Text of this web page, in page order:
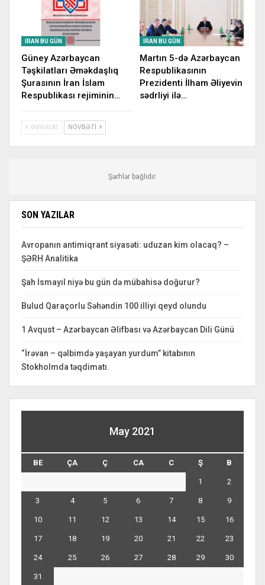
İRAN BU GÜN
Güney Azərbaycan
Təşkilatları Əməkdaşlıq
Şurasının İran İslam
Respublikası rejiminin…
İRAN BU GÜN
Martın 5-də Azərbaycan
Respublikasının
Prezidenti İlham Əliyevin
sədrliyi ilə…
ƏVVƏLKI NÖVBƏTI
Şərhlər bağlıdır.
SON YAZILAR
Avropanın antimiqrant siyasəti: uduzan kim olacaq? –
ŞƏRH Analitika
Şah İsmayıl niyə bu gün də mübahisə doğurur?
Bulud Qaraçorlu Səhəndin 100 illiyi qeyd olundu
1 Avqust – Azərbaycan Əlifbası və Azərbaycan Dili Günü
“İrəvan – qəlbimdə yaşayan yurdum” kitabının
Stokholmda təqdimatı.
May 2021
BE ÇA Ç CA C Ş B
1 2
3 4 5 6 7 8 9
10 11 12 13 14 15 16
17 18 19 20 21 22 23
24 25 26 27 28 29 30
31